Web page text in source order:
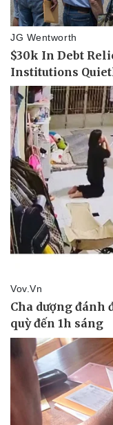
Ăn sạch sống khỏe